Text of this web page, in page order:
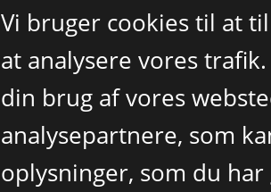
Vi bruger cookies til at
at analysere vores
din brug af vores
analysepartnere, som
oplysninger, som du